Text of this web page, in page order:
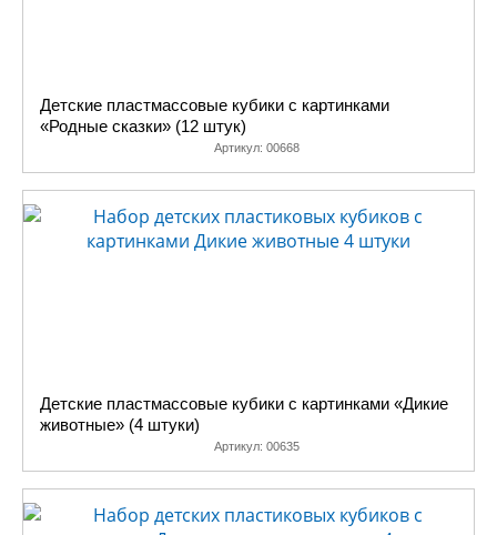
Детские пластмассовые кубики с картинками
«Родные сказки» (12 штук)
Артикул: 00668
Детские пластмассовые кубики с картинками «Дикие
животные» (4 штуки)
Артикул: 00635